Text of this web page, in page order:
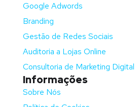
Google Adwords
Branding
Gestão de Redes Sociais
Auditoria a Lojas Online
Consultoria de Marketing Digital
Informações
Sobre Nós